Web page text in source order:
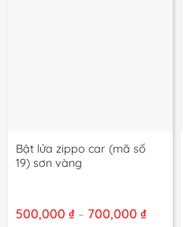
Bật lửa zippo car (mã số
19) sơn vàng
500,000 ₫ – 700,000 ₫Khoảng